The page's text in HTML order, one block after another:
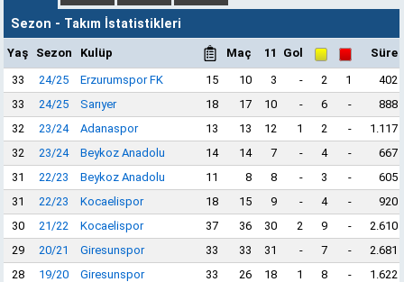
Sezon - Takım İstatistikleri
Yaş Sezon Kulüp Maç 11 Gol
Süre
33
24/25 Erzurumspor FK 15 10 3 - 2 1
402
33
24/25 Sarıyer 18 17 10 - 6 -
888
32
23/24 Adanaspor 13 13 12 1 2 -
1.117
32
23/24 Beykoz Anadolu 14 14 7 - 4 -
667
31
22/23 Beykoz Anadolu 11 8 8 - 3 -
605
31
22/23 Kocaelispor 18 15 9 - 4 -
920
30
21/22 Kocaelispor 37 36 30 2 9 -
2.610
29
20/21 Giresunspor 33 33 31 - 7 -
2.681
28
19/20 Giresunspor 33 26 18 1 8 -
1.622